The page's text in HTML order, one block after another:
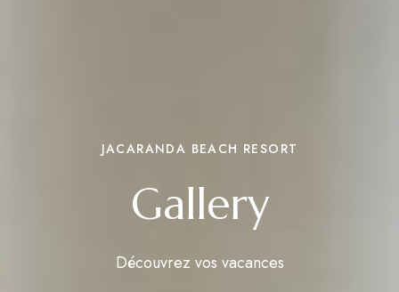
JACARANDA BEACH RESORT
Gallery
Découvrez vos vacances